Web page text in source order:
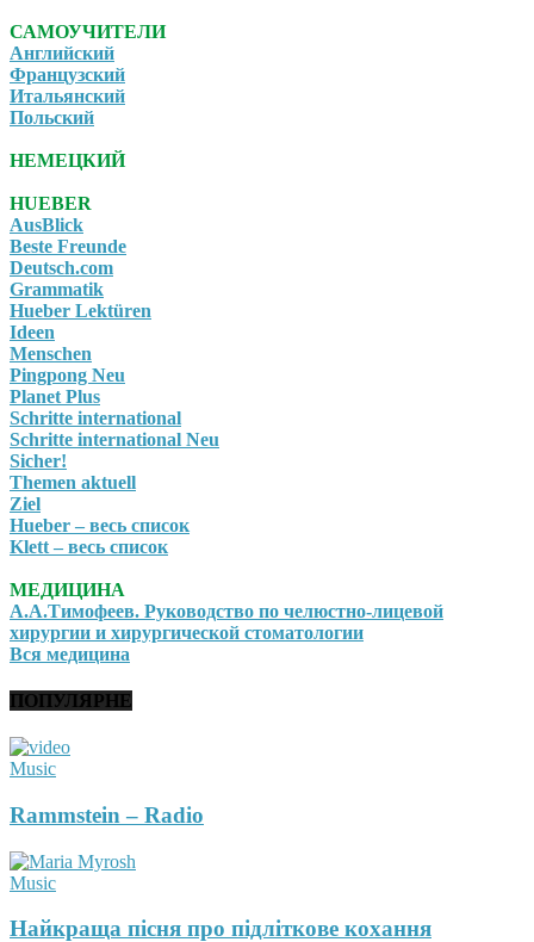
САМОУЧИТЕЛИ
Английский
Французский
Итальянский
Польский
НЕМЕЦКИЙ
HUEBER
AusBlick
Beste Freunde
Deutsch.com
Grammatik
Hueber Lektüren
Ideen
Menschen
Pingpong Neu
Planet Plus
Schritte international
Schritte international Neu
Sicher!
Themen aktuell
Ziel
Hueber – весь список
Klett – весь список
МЕДИЦИНА
А.А.Тимофеев. Руководство по челюстно-лицевой
хирургии и хирургической стоматологии
Вся медицина
ПОПУЛЯРНЕ
Music
Rammstein – Radio
Music
Найкраща пісня про підліткове кохання